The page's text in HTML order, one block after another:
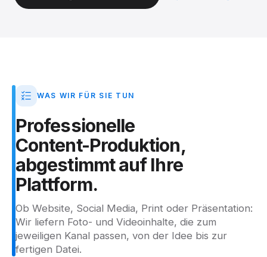
WAS WIR FÜR SIE TUN
Professionelle
Content-Produktion,
abgestimmtauf Ihre
Plattform.
Ob Website, Social Media, Print oder Präsentation:
Wir liefern Foto- und Videoinhalte, die zum
jeweiligen Kanal passen, von der Idee bis zur
fertigen Datei.